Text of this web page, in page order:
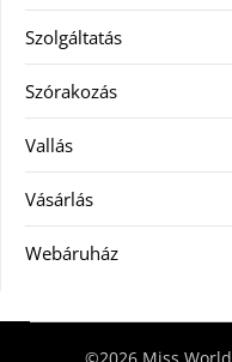
Szolgáltatás
Szórakozás
Vallás
Vásárlás
Webáruház